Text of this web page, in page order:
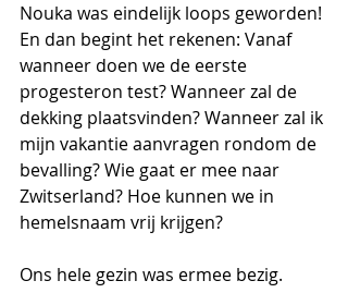
Nouka was eindelijk loops geworden!
En dan begint het rekenen: Vanaf
wanneer doen we de eerste
progesteron test? Wanneer zal de
dekking plaatsvinden? Wanneer zal ik
mijn vakantie aanvragen rondom de
bevalling? Wie gaat er mee naar
Zwitserland? Hoe kunnen we in
hemelsnaam vrij krijgen?
Ons hele gezin was ermee bezig.